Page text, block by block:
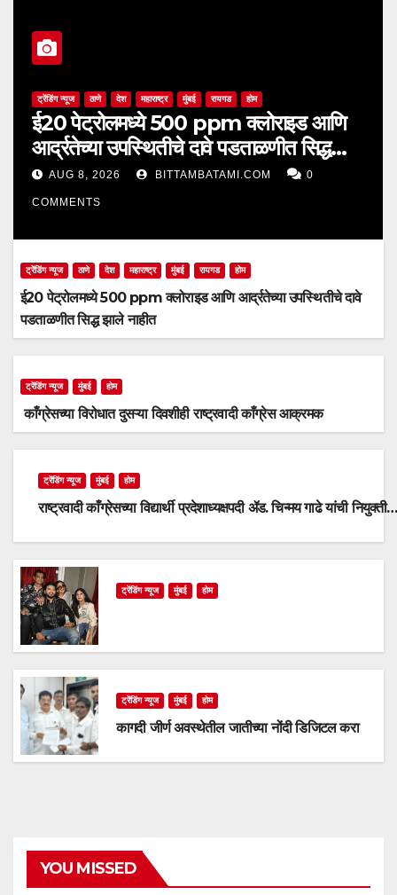
ट्रेंडिंग न्यूज ठाणे देश महाराष्ट्र मुंबई रायगड होम
ई20 पेट्रोलमध्ये 500 ppm क्लोराइड आणि
आर्द्रतेच्या उपस्थितीचे दावे पडताळणीत सिद्ध
झाले नाहीत
AUG 8, 2026 BITTAMBATAMI.COM 0
COMMENTS
ट्रेंडिंग न्यूज ठाणे देश महाराष्ट्र मुंबई रायगड होम
ई20 पेट्रोलमध्ये 500 ppm क्लोराइड आणि आर्द्रतेच्या उपस्थितीचे दावे
पडताळणीत सिद्ध झाले नाहीत
ट्रेंडिंग न्यूज मुंबई होम
काँग्रेसच्या विरोधात दुसऱ्या दिवशीही राष्ट्रवादी काँग्रेस आक्रमक
ट्रेंडिंग न्यूज मुंबई होम
राष्ट्रवादी काँग्रेसच्या विद्यार्थी प्रदेशाध्यक्षपदी ॲड. चिन्मय गाढे यांची नियुक्ती…
ट्रेंडिंग न्यूज मुंबई होम
ट्रेंडिंग न्यूज मुंबई होम
कागदी जीर्ण अवस्थेतील जातीच्या नोंदी डिजिटल करा
YOU MISSED